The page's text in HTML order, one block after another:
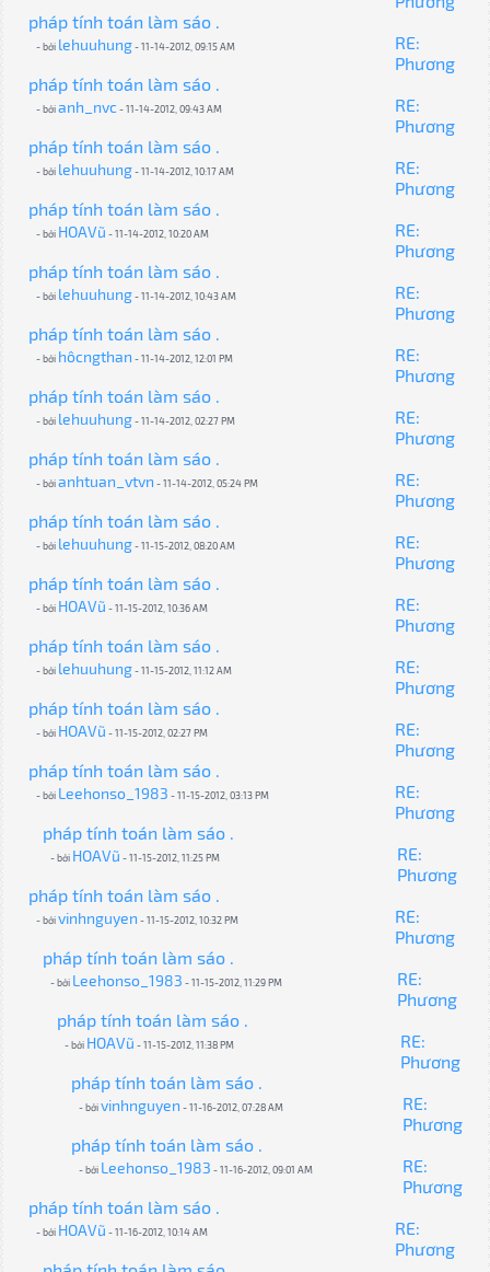
pháp tính toán làm sáo .
- bởi lehuuhung- 11-14-2012, 09:15 AM
RE:
Phương
pháp tính toán làm sáo .
- bởianh_nvc- 11-14-2012, 09:43 AM
RE:
Phương
pháp tính toán làm sáo .
- bởi lehuuhung- 11-14-2012, 10:17 AM
RE:
Phương
pháp tính toán làm sáo .
- bởi HOAVũ - 11-14-2012, 10:20 AM
RE:
Phương
pháp tính toán làm sáo .
- bởi lehuuhung- 11-14-2012, 10:43 AM
RE:
Phương
pháp tính toán làm sáo .
- bởi hôcngthan - 11-14-2012, 12:01 PM
RE:
Phương
pháp tính toán làm sáo .
- bởi lehuuhung- 11-14-2012, 02:27 PM
RE:
Phương
pháp tính toán làm sáo .
- bởianhtuan_vtvn - 11-14-2012, 05:24 PM
RE:
Phương
pháp tính toán làm sáo .
- bởi lehuuhung- 11-15-2012, 08:20 AM
RE:
Phương
pháp tính toán làm sáo .
- bởi HOAVũ - 11-15-2012, 10:36 AM
RE:
Phương
pháp tính toán làm sáo .
- bởi lehuuhung- 11-15-2012, 11:12 AM
RE:
Phương
pháp tính toán làm sáo .
- bởi HOAVũ - 11-15-2012, 02:27 PM
RE:
Phương
pháp tính toán làm sáo .
- bởi Leehonso_1983 - 11-15-2012, 03:13 PM
RE:
Phương
pháp tính toán làm sáo .
- bởi HOAVũ - 11-15-2012, 11:25 PM
RE:
Phương
pháp tính toán làm sáo .
- bởivinhnguyen - 11-15-2012, 10:32 PM
RE:
Phương
pháp tính toán làm sáo .
- bởi Leehonso_1983 - 11-15-2012, 11:29 PM
RE:
Phương
pháp tính toán làm sáo .
- bởi HOAVũ - 11-15-2012, 11:38 PM
RE:
Phương
pháp tính toán làm sáo .
- bởivinhnguyen - 11-16-2012, 07:28 AM
RE:
Phương
pháp tính toán làm sáo .
- bởi Leehonso_1983 - 11-16-2012, 09:01 AM
RE:
Phương
pháp tính toán làm sáo .
- bởi HOAVũ - 11-16-2012, 10:14 AM
RE:
Phương